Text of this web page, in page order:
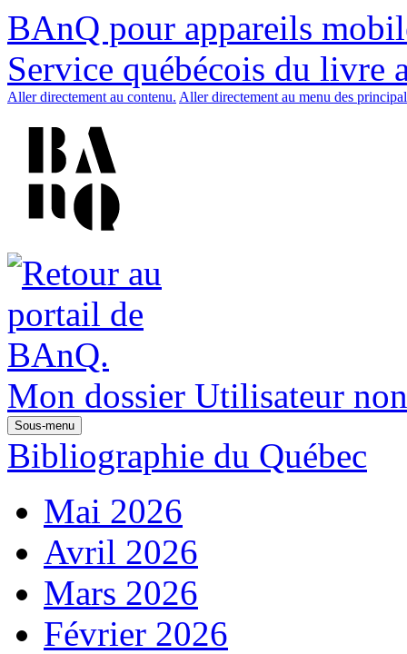
BAnQ pour appareils
Service québécois du livre
Aller directement au contenu. Aller directement au menu des
Mon dossier Utilisateur
Sous-menu
Bibliographie du Québec
Mai 2026
Avril 2026
Mars 2026
Février 2026